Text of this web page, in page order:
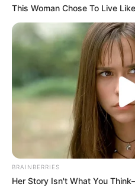
This Woman Chose To Live
BRAINBERRIES
Her Story Isn't What You